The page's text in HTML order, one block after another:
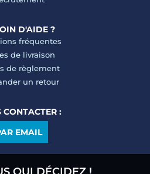
D'AIDE ?
fréquentes
de livraison
de règlement
un retour
CONTACTER :
EMAIL